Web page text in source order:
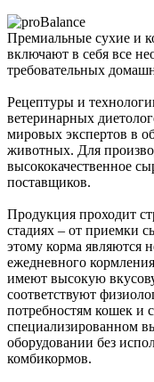
Премиальные сухие и
включают в себя все
требовательных
Рецептуры и
ветеринарных
мировых экспертов в
животных. Для
высококачественное
поставщиков.
Продукция проходит
стадиях – от приемки
этому корма являются
ежедневного
имеют высокую
соответствуют
потребностям кошек и
специализированном
оборудовании без
комбикормов.